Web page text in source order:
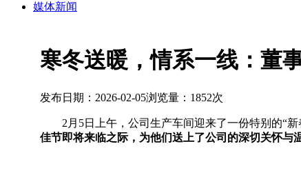
媒体新闻
寒冬送暖，情系一线：董
发布日期：2026-02-05浏览量：1852次
2月5日上午，公司生产车间迎来了一份特别的“
佳节即将来临之际，为他们送上了公司的深切关怀与